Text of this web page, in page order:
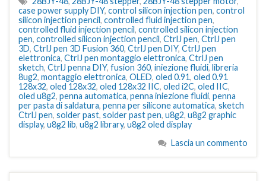
case power supply DIY, control silicon injection pen, control
silicon injection pencil, controlled fluid injection pen,
controlled fluid injection pencil, controlled silicon injection
pen, controlled silicon injection pencil, CtrlJ pen, CtrlJ pen
3D, CtrlJ pen 3D Fusion 360, CtrlJ pen DIY, CtrlJ pen
elettronica, CtrlJ pen montaggio elettronica, CtrlJ pen
sketch, CtrlJ penna DIY, fusion 360, iniezione fluidi, libreria
8ug2, montaggio elettronica, OLED, oled 0.91, oled 0.91
128x32, oled 128x32, oled 128x32 IIC, oled i2C, oled IIC,
oled u8g2, penna automatica, penna iniezione fluidi, penna
per pasta di saldatura, penna per silicone automatica, sketch
CtrlJ pen, solder past, solder past pen, u8g2, u8g2 graphic
display, u8g2 lib, u8g2 library, u8g2 oled display
Lascia un commento